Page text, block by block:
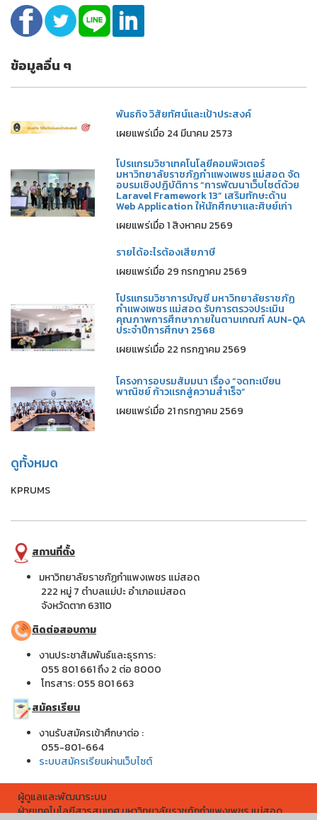
ข้อมูลอื่น ๆ
พันธกิจ วิสัยทัศน์และเป้าประสงค์
เผยแพร่เมื่อ 24 มีนาคม 2573
โปรแกรมวิชาเทคโนโลยีคอมพิวเตอร์
มหาวิทยาลัยราชภัฏกำแพงเพชร แม่สอด จัด
อบรมเชิงปฏิบัติการ “การพัฒนาเว็บไซต์ด้วย
Laravel Framework 13” เสริมทักษะด้าน
Web Application ให้นักศึกษาและศิษย์เก่า
เผยแพร่เมื่อ 1 สิงหาคม 2569
รายได้อะไรต้องเสียภาษี
เผยแพร่เมื่อ 29 กรกฎาคม 2569
โปรแกรมวิชาการบัญชี มหาวิทยาลัยราชภัฏ
กำแพงเพชร แม่สอด รับการตรวจประเมิน
คุณภาพการศึกษาภายในตามเกณฑ์ AUN-QA
ประจำปีการศึกษา 2568
เผยแพร่เมื่อ 22 กรกฎาคม 2569
โครงการอบรมสัมมนา เรื่อง “จดทะเบียน
พาณิชย์ ก้าวแรกสู่ความสำเร็จ”
เผยแพร่เมื่อ 21 กรกฎาคม 2569
ดูทั้งหมด
KPRUMS
สถานที่ตั้ง
มหาวิทยาลัยราชภัฏกำแพงเพชร แม่สอด
222 หมู่ 7 ตำบลแม่ปะ อำเภอแม่สอด
จังหวัดตาก 63110
ติดต่อสอบถาม
งานประชาสัมพันธ์และธุรการ:
055 801 661 ถึง 2 ต่อ 8000
โทรสาร: 055 801 663
สมัครเรียน
งานรับสมัครเข้าศึกษาต่อ :
055-801-664
ระบบสมัครเรียนผ่านเว็บไซต์
ผู้ดูแลและพัฒนาระบบ
ฝ่ายเทคโนโลยีสารสนเทศ มหาวิทยาลัยราชภัฏกำแพงเพชร แม่สอด